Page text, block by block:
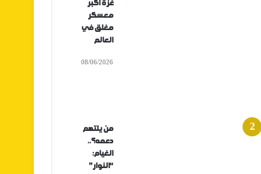
غزة أكبر
معسكر
مغلق في
العالم
08/06/2026
من يلتهم
دعمه؟..
الغيام:
“النوار”